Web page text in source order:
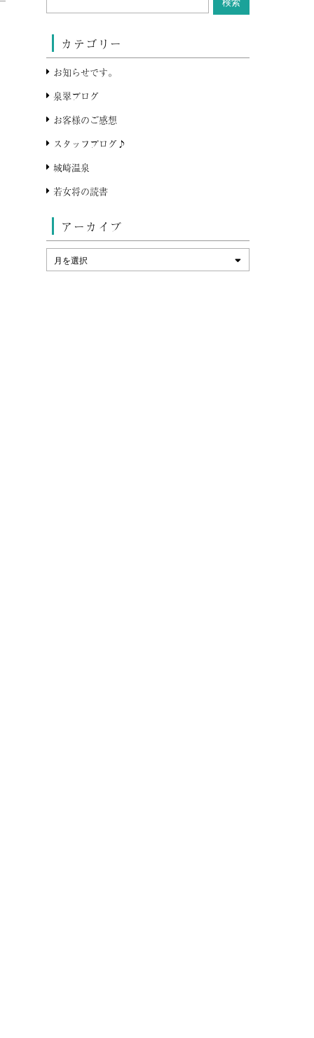
カテゴリー
お知らせです。
泉翠ブログ
お客様のご感想
スタッフブログ♪
城崎温泉
若女将の読書
アーカイブ